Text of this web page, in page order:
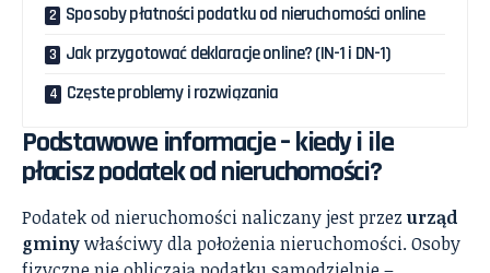
Sposoby płatności podatku od nieruchomości online
Jak przygotować deklaracje online? (IN-1 i DN-1)
Częste problemy i rozwiązania
Podstawowe informacje – kiedy i ile
płacisz podatek od nieruchomości?
Podatek od nieruchomości naliczany jest przez urząd
gminywłaściwy dla położenia nieruchomości. Osoby